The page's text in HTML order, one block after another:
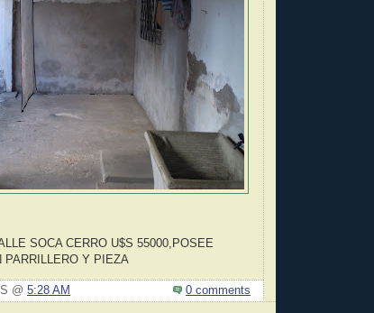
SOCA CERRO U$S 55000,POSEE
PARRILLERO Y PIEZA
@ 5:28 AM 0 comments